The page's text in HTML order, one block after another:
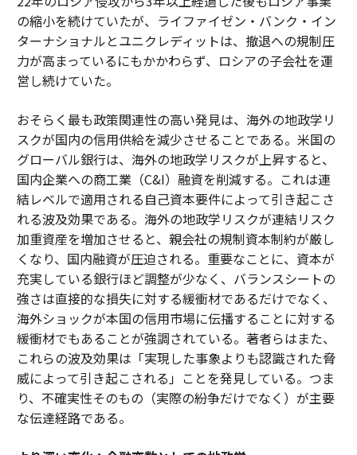
の縮小を続けていたが、ライファイゼン・バンク・イン
ターナショナルとユニクレディットは、撤退への規制圧
力が高まっているにもかかわらず、ロシアの子会社を運
営し続けていた。
おそらく最も政策関連性の高い発見は、海外の地政学リ
スクが国内の信用供給を減少させることである。米国の
グローバル銀行は、海外の地政学リスクが上昇すると、
国内企業への商工業（C&I）融資を削減する。これは連
結レベルで適用される自己資本要件によって引き起こさ
れる波及効果である。海外の地政学リスクが連結リスク
加重資産を増加させると、親会社の規制資本制約が厳し
くなり、国内融資が圧迫される。重要なことに、資本が
充実している銀行ほど調整が少なく、バランスシートの
強さは直接的な損失に対する緩衝材であるだけでなく、
海外ショックが本国の信用市場に伝播することに対する
緩衝材でもあることが強調されている。著者らはまた、
これらの波及効果は「実現した事象よりも認識された脅
威によって引き起こされる」ことを発見している。つま
り、不確実性そのもの（実際の紛争だけでなく）が主要
な伝達経路である。